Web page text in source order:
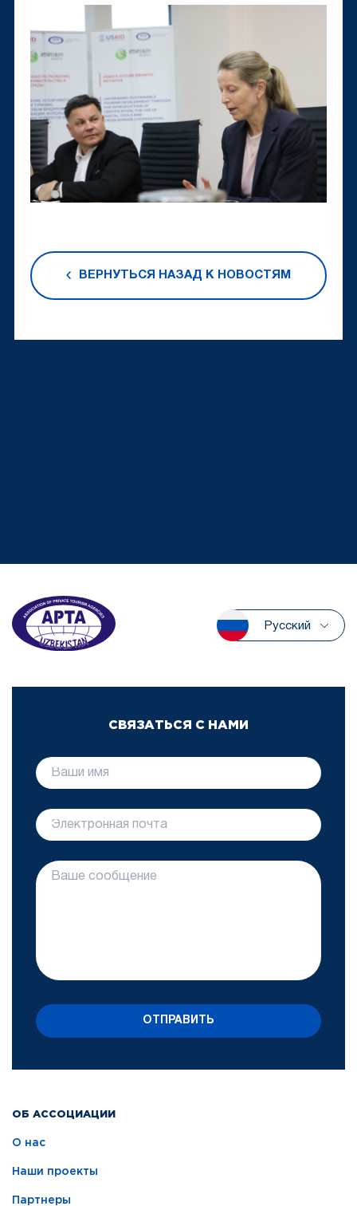
ВЕРНУТЬСЯ НАЗАД К НОВОСТЯМ
Русский
ОБ АССОЦИАЦИИ
О нас
Наши проекты
Партнеры
СВЯЗАТЬСЯ С НАМИ
ОТПРАВИТЬ